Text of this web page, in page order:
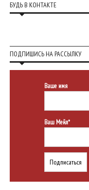
БУДЬ В КОНТАКТЕ
ПОДПИШИСЬ НА РАССЫЛКУ
Ваше имя
Ваш Мейл*